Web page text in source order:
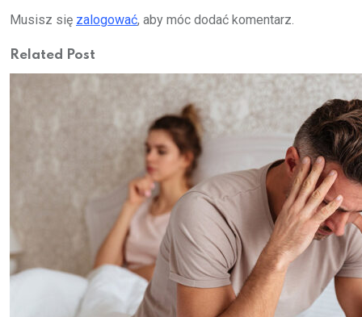
Musisz się zalogować, aby móc dodać komentarz.
Related Post